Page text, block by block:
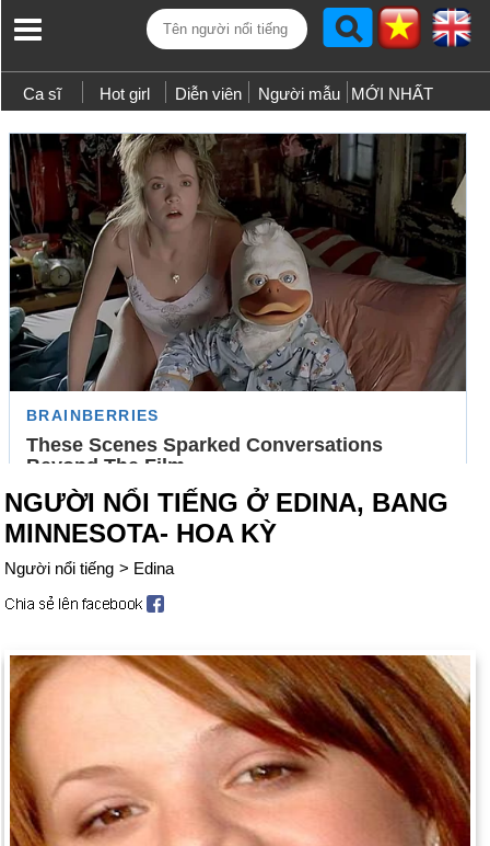
Ca sĩ Hot girl Diễn viên Người mẫu MỚI NHẤT
NGƯỜI NỔI TIẾNG Ở EDINA, BANG
MINNESOTA- HOA KỲ
Người nổi tiếng > Edina